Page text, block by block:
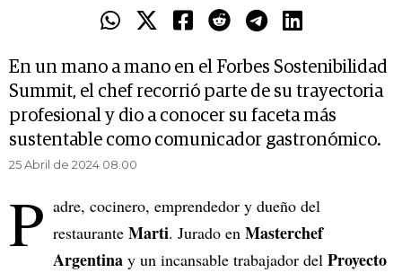
En un mano a mano en el Forbes Sostenibilidad
Summit, el chef recorrió parte de su trayectoria
profesional y dio a conocer su faceta más
sustentable como comunicador gastronómico.
25 Abril de 2024 08.00
P adre, cocinero, emprendedor y dueño del
restaurante Marti. Jurado en Masterchef
Argentina y un incansable trabajador del Proyecto